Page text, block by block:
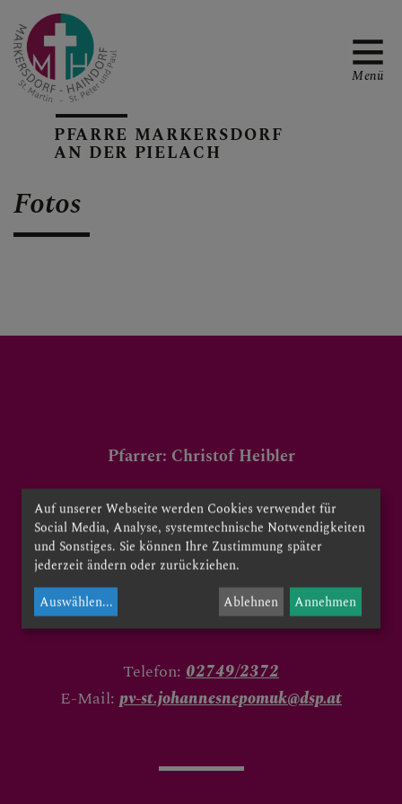
RÜCKBLICKE
UNSERE PFARREN
SAKRAMENTE
PFARRE MARKERSDORF
AN DER PIELACH
Menü
Fotos
Pfarrer: Christof Heibler
Pfarrsekretärin: Claudia Dolezal
Krankenstandsvertretung: Claudia Hiesberger
Prinzersdorfer Straße 1
3388 Markersdorf
Telefon: 02749/2372
E-Mail: pv-st.johannesnepomuk@dsp.at
Auf unserer Webseite werden Cookies verwendet für
Social Media, Analyse, systemtechnische Notwendigkeiten
und Sonstiges. Sie können Ihre Zustimmung später
jederzeit ändern oder zurückziehen.
Auswählen... Ablehnen Annehmen